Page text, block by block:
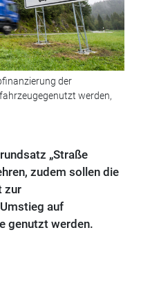
der
werden,
„Straße
zudem sollen die
zur
auf
genutzt werden.